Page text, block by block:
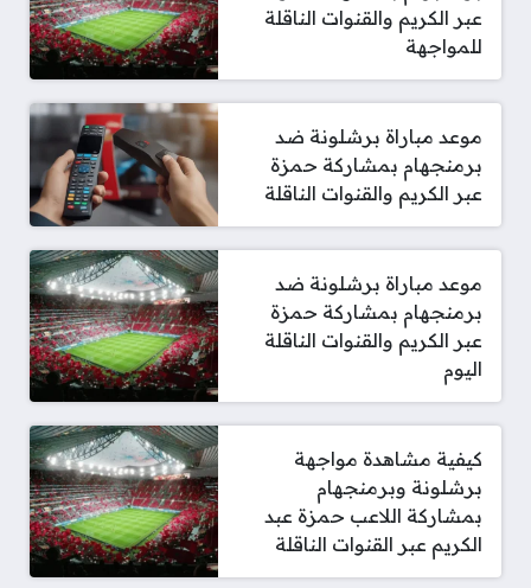
عبر الكريم والقنوات الناقلة
للمواجهة
موعد مباراة برشلونة ضد
برمنجهام بمشاركة حمزة
عبر الكريم والقنوات الناقلة
موعد مباراة برشلونة ضد
برمنجهام بمشاركة حمزة
عبر الكريم والقنوات الناقلة
اليوم
كيفية مشاهدة مواجهة
برشلونة وبرمنجهام
بمشاركة اللاعب حمزة عبد
الكريم عبر القنوات الناقلة